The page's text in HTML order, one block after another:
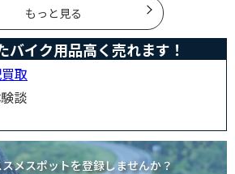
間違いなしのオススメナビアプリを紹介します。
もっと見る
バイク用品高く売れます！
取
談
メスポットを登録しませんか？